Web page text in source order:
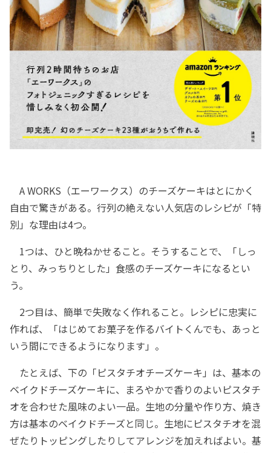
A WORKS（エーワークス）のチーズケーキはとにかく
自由で驚きがある。行列の絶えない人気店のレシピが「特
別」な理由は4つ。
1つは、ひと晩ねかせること。そうすることで、「しっ
とり、みっちりとした」食感のチーズケーキになるとい
う。
2つ目は、簡単で失敗なく作れること。レシピに忠実に
作れば、「はじめてお菓子を作るバイトくんでも、あっと
いう間にできるようになります」。
たとえば、下の「ピスタチオチーズケーキ」は、基本の
ベイクドチーズケーキに、まろやかで香りのよいピスタチ
オを合わせた風味のよい一品。生地の分量や作り方、焼き
方は基本のベイクドチーズと同じ。生地にピスタチオを混
ぜたりトッピングしたりしてアレンジを加えればよい。基